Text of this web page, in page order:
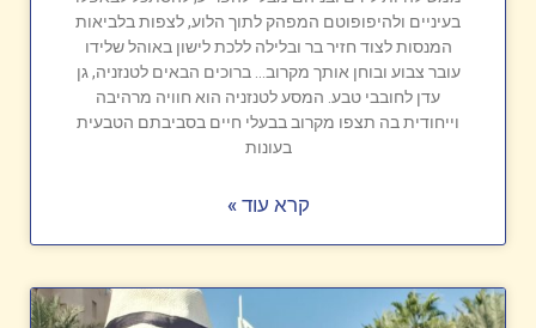
בעיניים ולהיפופוטם המפהק לתוך הלוע, לצפות בלביאות
המנסות לצוד חזיר בר ובלילה ללכת לישון באוהל שלידו
עובר צבוע ובוחן אותך מקרוב… ברוכים הבאים לטנזניה, גן
עדן לחובבי טבע. המסע לטנזניה הוא חוויה מרהיבה
וייחודית בה תצפו מקרוב בבעלי חיים בסביבתם הטבעית
בעונות
קרא עוד »